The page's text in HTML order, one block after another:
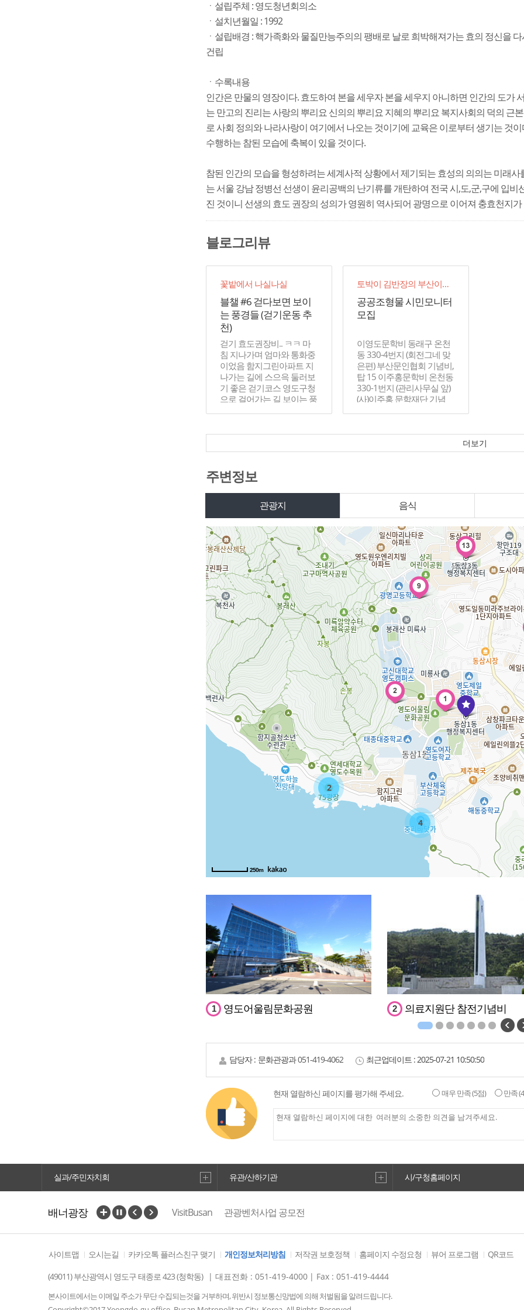
ㆍ설립주체 : 영도청년회의소
ㆍ설치년월일 : 1992
ㆍ설립배경 : 핵가족화와 물질만능주의의 팽배로 날로 희박해져가는 효의 정신을
건립
ㆍ수록내용
인간은 만물의 영장이다. 효도하여 본을 세우자 본을 세우지 아니하면 인간의 도가
는 만고의 진리는 사랑의 뿌리요 신의의 뿌리요 지혜의 뿌리요 복지사회의 덕의 근
로 사회 정의와 나라사랑이 여기에서 나오는 것이기에 교육은 이로부터 생기는 것
수행하는 참된 모습에 축복이 있을 것이다.
참된 인간의 모습을 형성하려는 세계사적 상황에서 제기되는 효성의 의의는 미래
는 서울 강남 정병선 선생이 윤리공백의 난기류를 개탄하여 전국 시,도,군,구에 입
진 것이니 선생의 효도 권장의 성의가 영원히 역사되어 광명으로 이어져 충효천지가
블로그리뷰
꽃밭에서 나실나실
블챌 #6 걷다보면 보이
는 풍경들 (걷기운동 추
천)
걷기 효도권장비.. ㅋㅋ 마
침 지나가며 엄마와 통화중
이었음 함지그린아파트 지
나가는 길에 스으윽 둘러보
기 좋은 걷기코스 영도구청
으로 걸어가는 길 보이는 풍
토박이 김반장의 부산이야기
공공조형물 시민모니터
모집
이영도문학비 동래구 온천
동 330-4번지 (회전그네 맞
은편) 부산문인협회 기념비,
탑 15 이주홍문학비 온천동
330-1번지 (관리사무실 앞)
(사)이주홍 문학재단 기념
더보기
주변정보
관광지
4
2
250m
1 영도어울림문화공원 2 의료지원단 참전기념비
4 아미르공원
7 절영도진 첨사 송덕비 8 감지해변자갈마당
음식
담당자 : 문화관광과051-419-4062 최근업데이트 :2025-07-21 10:50:50
현재 열람하신 페이지를 평가해 주세요. 매우 만족(5점) 만족
실과/주민자치회 유관/산하기관 시/구청홈페이지
배너광장 VisitBusan 관광벤처사업 공모전
사이트맵 오시는길 카카오톡 플러스친구 맺기 개인정보처리방침 저작권 보호정책 홈페이지 수정요청 뷰어 프로그램
QR코드
(49011) 부산광역시 영도구 태종로 423 (청학동) | 대표전화 : 051-419-4000 | Fax : 051-419-4444
본사이트에서는 이메일 주소가 무단 수집되는것을 거부하며, 위반시 정보통신망법에 의해 처벌됨을 알려드립니다.